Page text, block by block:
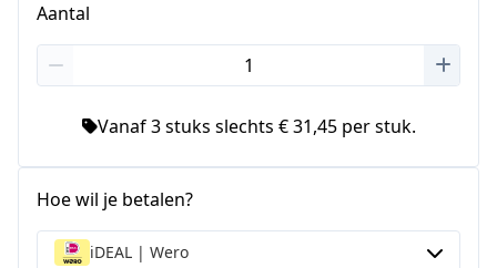
Aantal
Vanaf 3 stuks slechts € 31,45 per stuk.
Hoe wil je betalen?
iDEAL | Wero